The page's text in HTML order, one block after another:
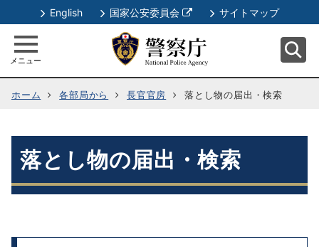
English 国家公安委員会
別
ウ
ィ
ン
ド
ウ
く
サイトマップ
メニュー
ホーム 各部局から 長官官房 落とし物の届出・検索
落とし物の届出・検索